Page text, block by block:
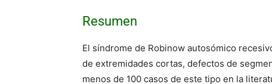
Resumen
El síndrome de Robinow autosómico
de extremidades cortas, defectos de
menos de 100 casos de este tipo en la